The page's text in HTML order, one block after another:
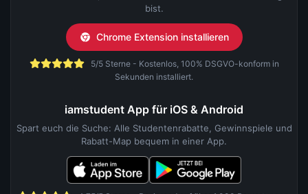
4,75/5 Sterne - Basierend auf über 1.000 Bewertungen.
Karriere
Hilfe & Support